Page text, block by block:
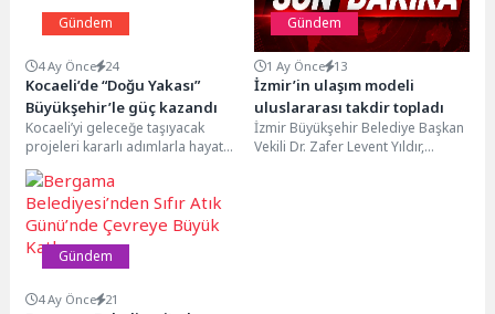
Gündem
4 Ay Önce 24
Kocaeli’de “Doğu Yakası”
Büyükşehir’le güç kazandı
Kocaeli’yi geleceğe taşıyacak
projeleri kararlı adımlarla hayata
geçiren Büyükşehir Belediyesi,
kentin doğu yakasına yaptığı
hizmet...
Gündem
1 Ay Önce 13
İzmir’in ulaşım modeli
uluslararası takdir topladı
İzmir Büyükşehir Belediye Başkan
Vekili Dr. Zafer Levent Yıldır,
Gündem
4 Ay Önce 21